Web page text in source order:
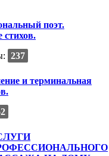
поэт.
стихов.
237
и терминальная